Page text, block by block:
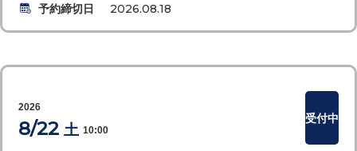
予約締切日
2026.08.18
2026
8/22 土 10:00
受付中